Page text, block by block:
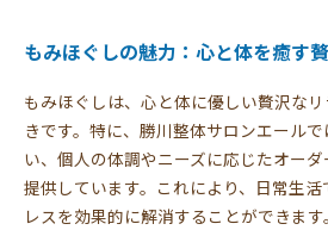
もみほぐしの魅力：心と体を癒す
もみほぐしは、心と体に優しい贅沢な
きです。特に、勝川整体サロンエール
い、個人の体調やニーズに応じたオー
提供しています。これにより、日常生
レスを効果的に解消することができます